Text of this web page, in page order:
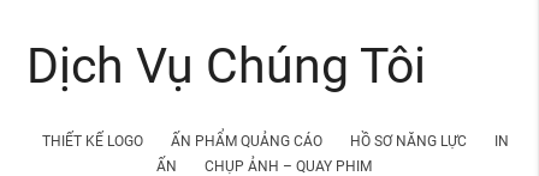
Dịch Vụ Chúng Tôi
THIẾT KẾ LOGO ẤN PHẨM QUẢNG CÁO HỒ SƠ NĂNG LỰC
IN
ẤN
CHỤP ẢNH – QUAY PHIM